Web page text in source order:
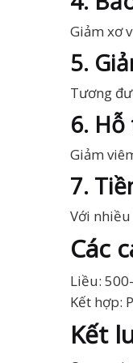
Giảm xơ
5.
Tương
6.
Giảm
7.
Với
Các
Liều:
Kết hợp:
Kết